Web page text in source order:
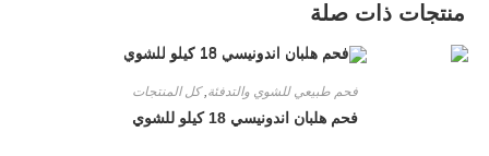
منتجات ذات صلة
فحم طبيعي للشوي والتدفئة ,كل المنتجات
فحم هلبان اندونيسي 18 كيلو للشوي